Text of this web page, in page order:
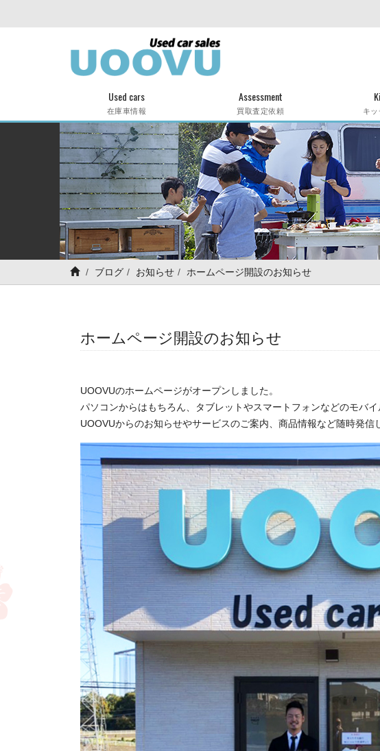
Used cars
在庫車情報
Assessment
買取査定依頼 キ
ブログ お知らせ ホームページ開設のお知らせ
ホームページ開設のお知らせ
UOOVUのホームページがオープンしました。
パソコンからはもちろん、タブレットやスマートフォンなどのモバイ
UOOVUからのお知らせやサービスのご案内、商品情報など随時発